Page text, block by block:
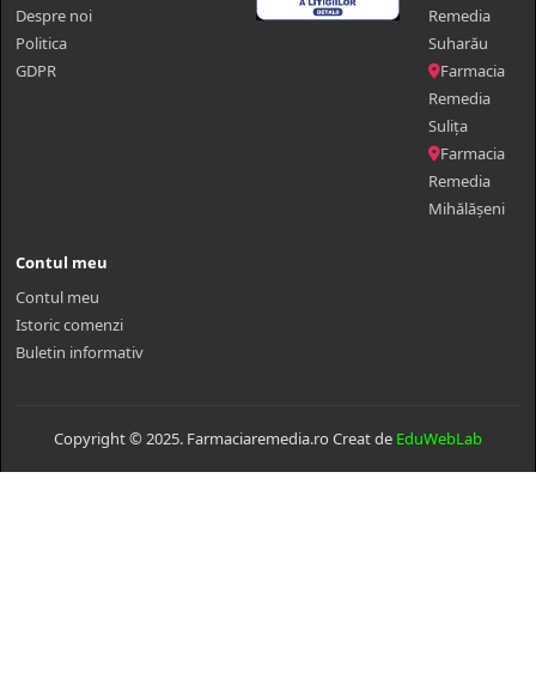
Despre noi
Politica
GDPR
Remedia
Suharău
Farmacia
Remedia
Sulița
Farmacia
Remedia
Mihălășeni
Contul meu
Contul meu
Istoric comenzi
Buletin informativ
Copyright © 2025. Farmaciaremedia.ro Creat de EduWebLab